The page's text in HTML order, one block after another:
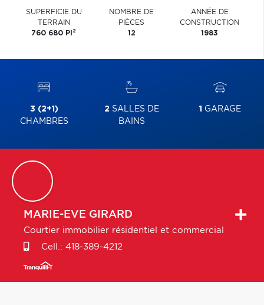
SUPERFICIE DU
TERRAIN
760 680 PI 2
NOMBRE DE
PIÈCES
12
ANNÉE DE
CONSTRUCTION
1983
3 (2+1)
CHAMBRES
2 SALLES DE
BAINS
1 GARAGE
MARIE-EVE GIRARD
Courtier immobilier résidentiel et commercial
Cell.: 418-389-4212